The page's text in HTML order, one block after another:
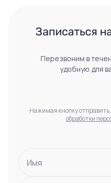
Записаться
Перезвоним в
удобную для
Нажимая кнопку
обработки
Имя